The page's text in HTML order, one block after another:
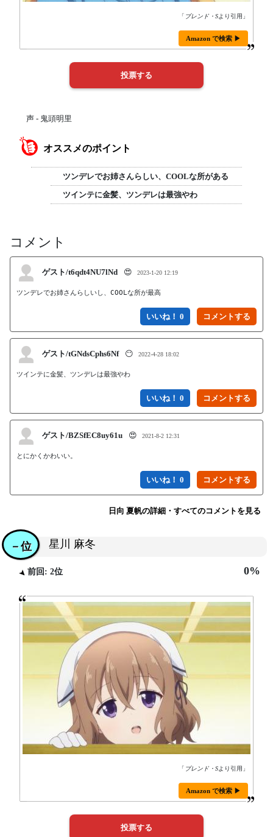
「 ブレンド・Sより引用」
Amazon で検索 ▶
声 - 鬼頭明里
オススメのポイント
ツンデレでお姉さんらしい、COOLな所がある
ツインテに金髪、ツンデレは最強やわ
コメント
ゲスト/t6qdt4NU7lNd 😍 2023-1-20 12:19
ツンデレでお姉さんらしいし、COOLな所が最高
いいね！ 0
ゲスト/tGNdsCphs6Nf 😶 2022-4-28 18:02
ツインテに金髪、ツンデレは最強やわ
いいね！ 0
ゲスト/BZSfEC8uy61u 😍 2021-8-2 12:31
とにかくかわいい。
いいね！ 0
日向 夏帆の詳細・すべてのコメントを見る
星川 麻冬
－位
前回: 2位 0%
「 ブレンド・Sより引用」
Amazon で検索 ▶